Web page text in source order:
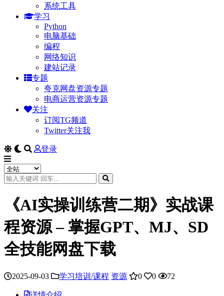
系统工具
学习
Python
电脑基础
编程
网络知识
建站记录
专题
夸克网盘资源专题
电商运营资源专题
关注
订阅TG频道
Twitter关注我
登录
《AI实操训练营二期》实战课
程资源 – 掌握GPT、MJ、SD
全技能网盘下载
2025-09-03 学习培训/课程 资源 0 0 72